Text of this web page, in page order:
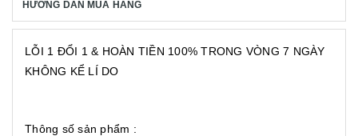
HƯỚNG DẪN MUA HÀNG
LỖI 1 ĐỔI 1 & HOÀN TIỀN 100% TRONG VÒNG 7 NGÀY
KHÔNG KỂ LÍ DO
Thông số sản phẩm :